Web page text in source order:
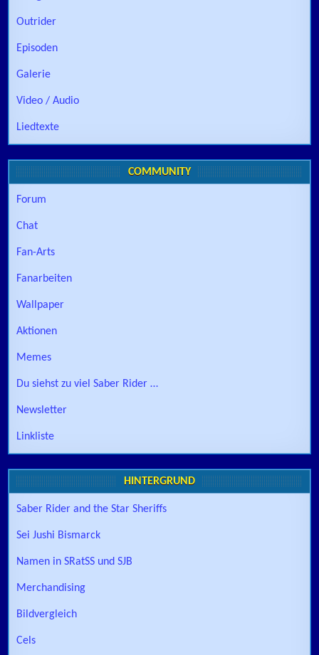
Outrider
Episoden
Galerie
Video / Audio
Liedtexte
COMMUNITY
Forum
Chat
Fan-Arts
Fanarbeiten
Wallpaper
Aktionen
Memes
Du siehst zu viel Saber Rider …
Newsletter
Linkliste
HINTERGRUND
Saber Rider and the Star Sheriffs
Sei Jushi Bismarck
Namen in SRatSS und SJB
Merchandising
Bildvergleich
Cels